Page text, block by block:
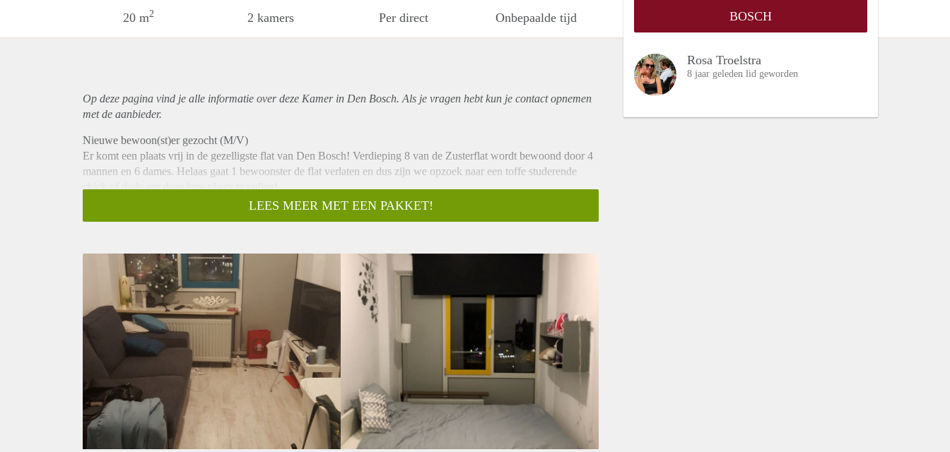
20 m2 2 kamers Per direct Onbepaalde tijd
BOSCH
Rosa Troelstra
8 jaar geleden lid geworden
Op deze pagina vind je alle informatie over deze Kamer in Den Bosch. Als je vragen hebt kun je contact opnemen
met de aanbieder.
Nieuwe bewoon(st)er gezocht (M/V)
Er komt een plaats vrij in de gezelligste flat van Den Bosch! Verdieping 8 van de Zusterflat wordt bewoond door 4
mannen en 6 dames. Helaas gaat 1 bewoonster de flat verlaten en dus zijn we opzoek naar een toffe studerende
chick of dude om deze lege plaats te vullen!
Voor €353,- krijg je 2 kamers van ieder 10m2, (zoals op de foto’s) beide met wastafel & inbouwkast, je deelt de
De flat bevindt zich aan de Zuid Willemsvaart, achter de Arena. (Zuid willemsvaart 95)
Bij interesse graag aanmelden via privé bericht met korte info over jezelf!
De datum van de kijkavond wordt nog bekend gemaakt.
Liefs!
LEES MEER MET EEN PAKKET!